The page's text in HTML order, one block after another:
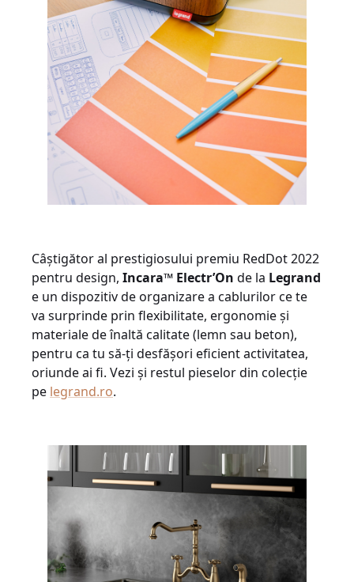
Câștigător al prestigiosului premiu RedDot 2022
pentru design, Incara™ Electr’On de la Legrand
e un dispozitiv de organizare a cablurilor ce te
va surprinde prin flexibilitate, ergonomie și
materiale de înaltă calitate (lemn sau beton),
pentru ca tu să-ți desfășori eficient activitatea,
oriunde ai fi. Vezi și restul pieselor din colecție
pe legrand.ro.